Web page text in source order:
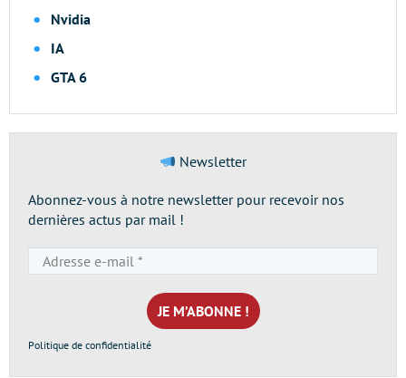
Nvidia
IA
GTA 6
Newsletter
Abonnez-vous à notre newsletter pour recevoir nos
dernières actus par mail !
e-
mail
*
Politique de confidentialité